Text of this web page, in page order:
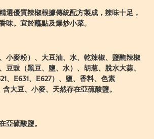
選優質辣椒根據傳統配方製成，辣味十足，
味。宜於蘸點及爆炒小菜。
小麥粉）、大豆油、水、乾辣椒、鹽醃辣椒
豆豉（黑豆、鹽、水）、胡葱、脫水大蒜、
、E631、E627）、鹽、香料、色素
含大豆、小麥、天然存在亞硫酸鹽。
亞硫酸鹽。